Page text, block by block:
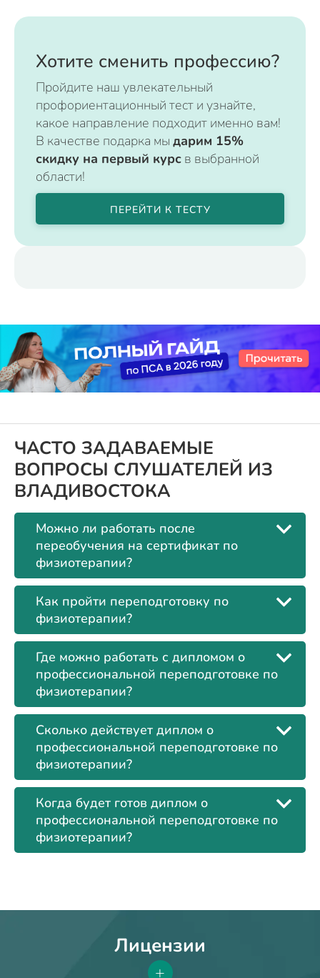
Хотите сменить профессию?
Пройдите наш увлекательный
профориентационный тест и узнайте,
какое направление подходит именно вам!
В качестве подарка мы дарим 15%
скидку на первый курс в выбранной
области!
ПЕРЕЙТИ К ТЕСТУ
ЧАСТО ЗАДАВАЕМЫЕ
ВОПРОСЫ СЛУШАТЕЛЕЙ ИЗ
ВЛАДИВОСТОКА
Можно ли работать после
переобучения на сертификат по
физиотерапии?
Как пройти переподготовку по
физиотерапии?
Где можно работать с дипломом о
профессиональной переподготовке по
физиотерапии?
Сколько действует диплом о
профессиональной переподготовке по
физиотерапии?
Когда будет готов диплом о
профессиональной переподготовке по
физиотерапии?
Лицензии
+